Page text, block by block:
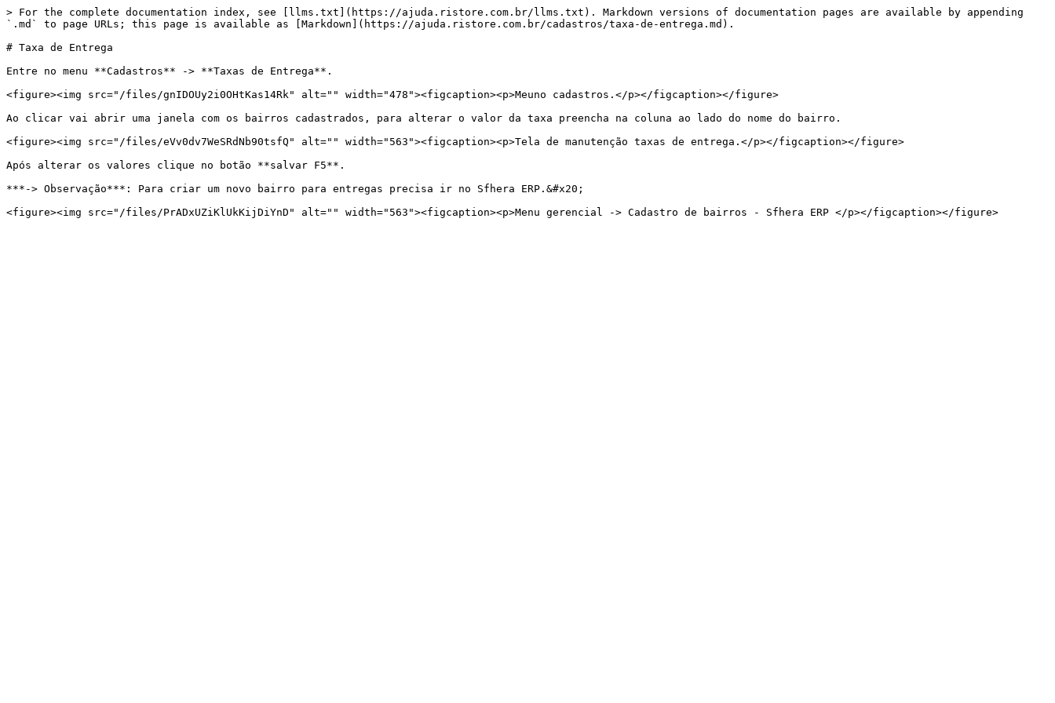
> For the complete documentation index, see [llms.txt](https://ajuda.ristore.com.br/llms.txt). Markdown versions of documentation pages are available by appending
`.md` to page URLs; this page is available as [Markdown](https://ajuda.ristore.com.br/cadastros/taxa-de-entrega.md).
# Taxa de Entrega
Entre no menu **Cadastros** -> **Taxas de Entrega**.
<figure><img src="/files/gnIDOUy2i0OHtKas14Rk" alt="" width="478"><figcaption><p>Meuno cadastros.</p></figcaption></figure>
Ao clicar vai abrir uma janela com os bairros cadastrados, para alterar o valor da taxa preencha na coluna ao lado do nome do bairro.
<figure><img src="/files/eVv0dv7WeSRdNb90tsfQ" alt="" width="563"><figcaption><p>Tela de manutenção taxas de entrega.</p></figcaption></figure>
Após alterar os valores clique no botão **salvar F5**.
***-> Observação***: Para criar um novo bairro para entregas precisa ir no Sfhera ERP.&#x20;